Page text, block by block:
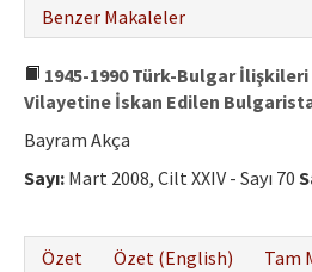
Benzer Makaleler
1945-1990 Türk-Bulgar
Vilayetine İskan Edilen
Bayram Akça
Sayı: Mart 2008, Cilt XXIV - Sayı 70
Özet
Özet (English) Tam